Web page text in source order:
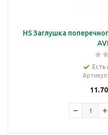
HS Заглушка
Есть
Артикул
11.70